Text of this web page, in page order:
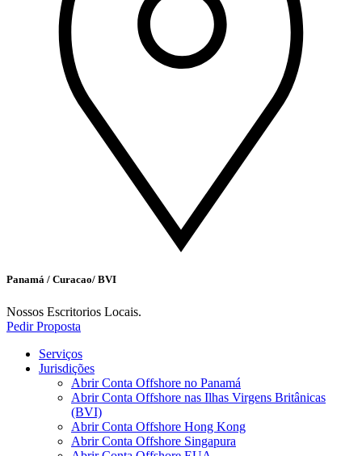
Panamá / Curacao/ BVI
Nossos Escritorios Locais.
Pedir Proposta
Serviços
Jurisdições
Abrir Conta Offshore no Panamá
Abrir Conta Offshore nas Ilhas Virgens Britânicas
(BVI)
Abrir Conta Offshore Hong Kong
Abrir Conta Offshore Singapura